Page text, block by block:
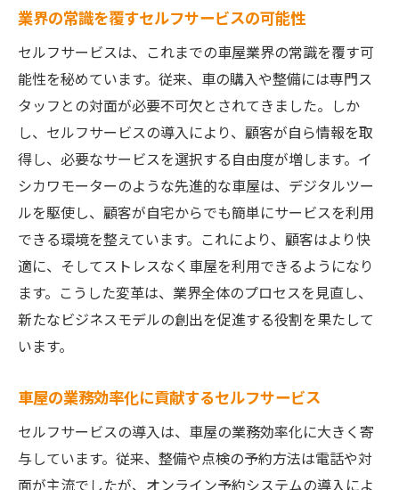
業界の常識を覆すセルフサービスの可能性
セルフサービスは、これまでの車屋業界の常識を覆す可
能性を秘めています。従来、車の購入や整備には専門ス
タッフとの対面が必要不可欠とされてきました。しか
し、セルフサービスの導入により、顧客が自ら情報を取
得し、必要なサービスを選択する自由度が増します。イ
シカワモーターのような先進的な車屋は、デジタルツー
ルを駆使し、顧客が自宅からでも簡単にサービスを利用
できる環境を整えています。これにより、顧客はより快
適に、そしてストレスなく車屋を利用できるようになり
ます。こうした変革は、業界全体のプロセスを見直し、
新たなビジネスモデルの創出を促進する役割を果たして
います。
車屋の業務効率化に貢献するセルフサービス
セルフサービスの導入は、車屋の業務効率化に大きく寄
与しています。従来、整備や点検の予約方法は電話や対
面が主流でしたが、オンライン予約システムの導入によ